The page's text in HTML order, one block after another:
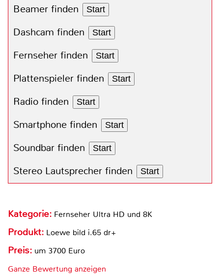
Beamer finden Start
Dashcam finden Start
Fernseher finden Start
Plattenspieler finden Start
Radio finden Start
Smartphone finden Start
Soundbar finden Start
Stereo Lautsprecher finden Start
Kategorie: Fernseher Ultra HD und 8K
Produkt: Loewe bild i.65 dr+
Preis: um 3700 Euro
Ganze Bewertung anzeigen